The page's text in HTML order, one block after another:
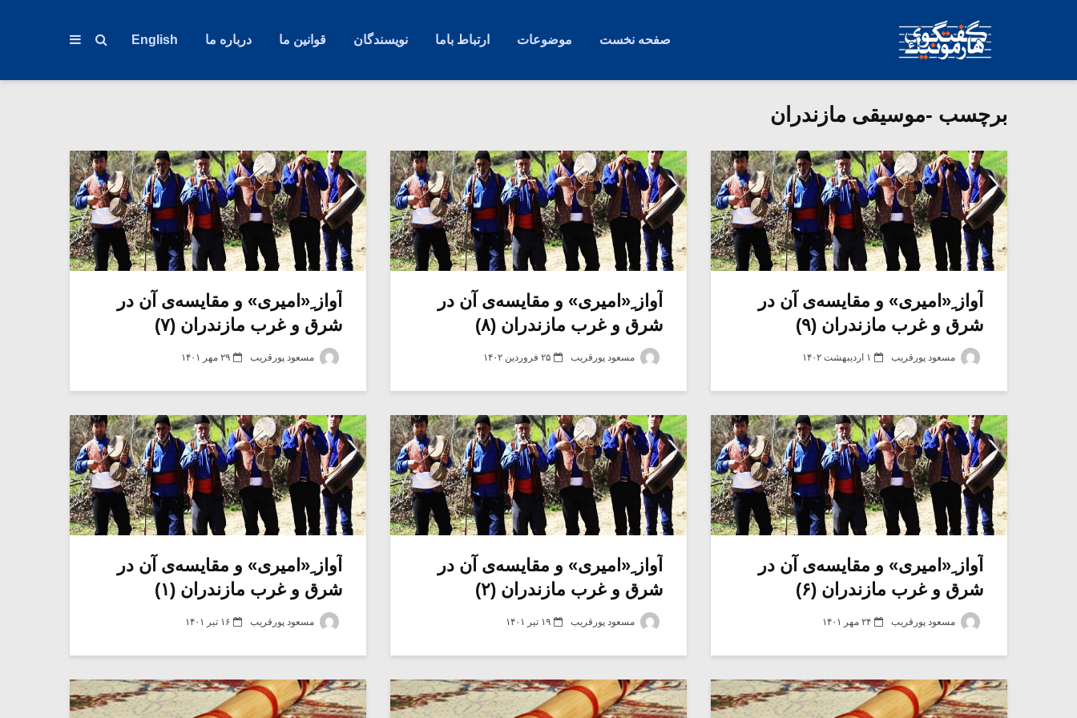
صفحه نخست موضوعات ارتباط باما نویسندگان قوانین ما درباره ما English
برچسب -موسیقی مازندران
آواز ِ«امیری» و مقایسه‌ی آن در
شرق و غرب مازندران (۹)
مسعود پورقریب ۱ اردیبهشت ۱۴۰۲
آواز ِ«امیری» و مقایسه‌ی آن در
شرق و غرب مازندران (۸)
مسعود پورقریب ۲۵ فروردین ۱۴۰۲
آواز ِ«امیری» و مقایسه‌ی آن در
شرق و غرب مازندران (۷)
مسعود پورقریب ۲۹ مهر ۱۴۰۱
آواز ِ«امیری» و مقایسه‌ی آن در
شرق و غرب مازندران (۶)
مسعود پورقریب ۲۴ مهر ۱۴۰۱
آواز ِ«امیری» و مقایسه‌ی آن در
شرق و غرب مازندران (۲)
مسعود پورقریب ۱۹ تیر ۱۴۰۱
آواز ِ«امیری» و مقایسه‌ی آن در
شرق و غرب مازندران (۱)
مسعود پورقریب ۱۶ تیر ۱۴۰۱
میکلوش روژا